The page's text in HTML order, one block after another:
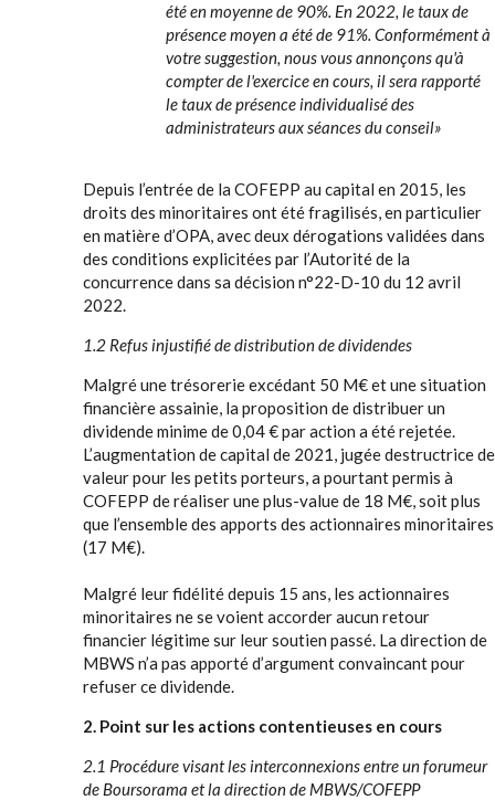
été en moyenne de 90%. En 2022, le taux de
présence moyen a été de 91%. Conformément à
votre suggestion, nous vous annonçons qu'à
compter de l'exercice en cours, il sera rapporté
le taux de présence individualisé des
administrateurs aux séances du conseil»
Depuis l’entrée de la COFEPP au capital en 2015, les
droits des minoritaires ont été fragilisés, en particulier
en matière d’OPA, avec deux dérogations validées dans
des conditions explicitées par l’Autorité de la
concurrence dans sa décision n°22-D-10 du 12 avril
2022.
1.2 Refus injustifié de distribution de dividendes
Malgré une trésorerie excédant 50 M€ et une situation
financière assainie, la proposition de distribuer un
dividende minime de 0,04 € par action a été rejetée.
L’augmentation de capital de 2021, jugée destructrice de
valeur pour les petits porteurs, a pourtant permis à
COFEPP de réaliser une plus-value de 18 M€, soit plus
que l’ensemble des apports des actionnaires minoritaires
(17 M€).
Malgré leur fidélité depuis 15 ans, les actionnaires
minoritaires ne se voient accorder aucun retour
financier légitime sur leur soutien passé. La direction de
MBWS n’a pas apporté d’argument convaincant pour
refuser ce dividende.
2. Point sur les actions contentieuses en cours
2.1 Procédure visant les interconnexions entre un forumeur
de Boursorama et la direction de MBWS/COFEPP